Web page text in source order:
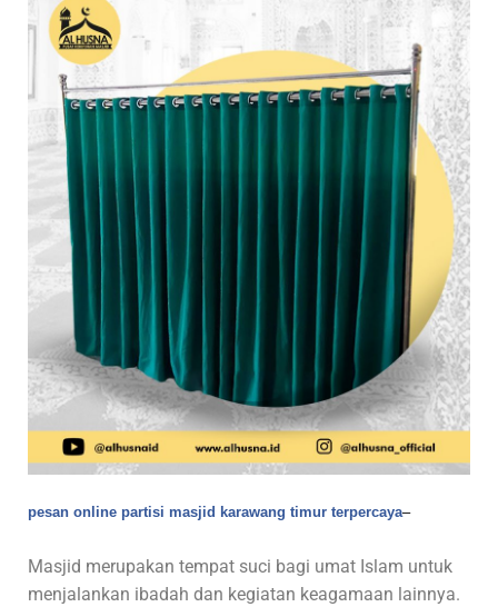
pesan online partisi masjid karawang timur terpercaya–
Masjid merupakan tempat suci bagi umat Islam untuk
menjalankan ibadah dan kegiatan keagamaan lainnya.